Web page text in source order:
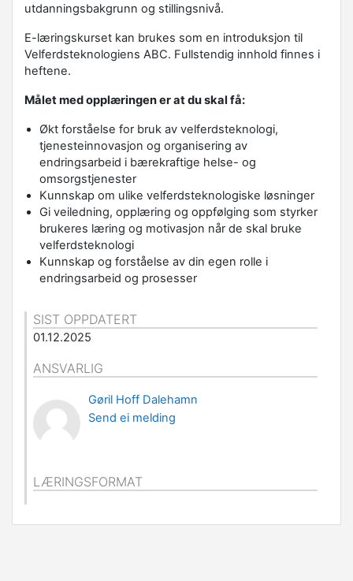
utdanningsbakgrunn og stillingsnivå.
E-læringskurset kan brukes som en introduksjon til
Velferdsteknologiens ABC. Fullstendig innhold finnes i
heftene.
Målet med opplæringen er at du skal få:
Økt forståelse for bruk av velferdsteknologi,
tjenesteinnovasjon og organisering av
endringsarbeid i bærekraftige helse- og
omsorgstjenester
Kunnskap om ulike velferdsteknologiske løsninger
Gi veiledning, opplæring og oppfølging som styrker
brukeres læring og motivasjon når de skal bruke
velferdsteknologi
Kunnskap og forståelse av din egen rolle i
endringsarbeid og prosesser
SIST OPPDATERT
01.12.2025
ANSVARLIG
Gøril Hoff Dalehamn
Send ei melding
LÆRINGSFORMAT